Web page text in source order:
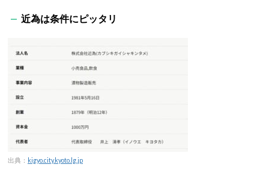
近為は条件にピッタリ
出典： kigyo.city.kyoto.lg.jp